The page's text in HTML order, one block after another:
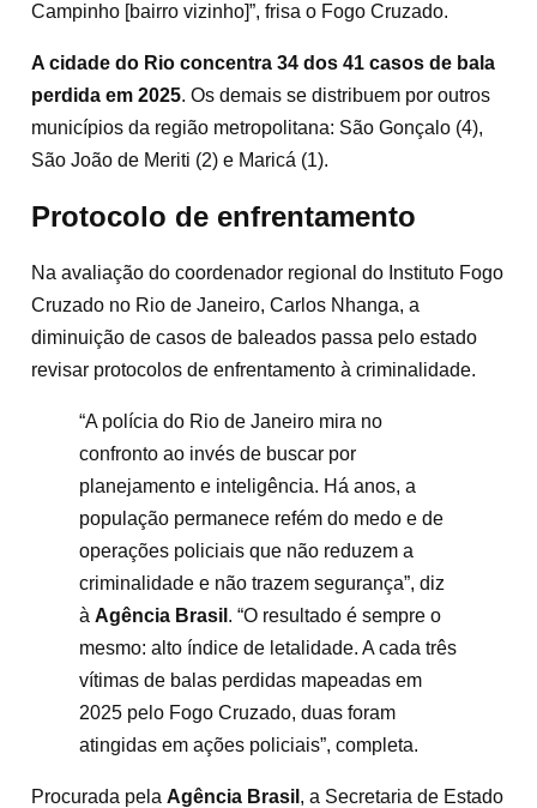
Campinho [bairro vizinho]”, frisa o Fogo Cruzado.
A cidade do Rio concentra 34 dos 41 casos de bala
perdida em 2025. Os demais se distribuem por outros
municípios da região metropolitana: São Gonçalo (4),
São João de Meriti (2) e Maricá (1).
Protocolo de enfrentamento
Na avaliação do coordenador regional do Instituto Fogo
Cruzado no Rio de Janeiro, Carlos Nhanga, a
diminuição de casos de baleados passa pelo estado
revisar protocolos de enfrentamento à criminalidade.
“A polícia do Rio de Janeiro mira no
confronto ao invés de buscar por
planejamento e inteligência. Há anos, a
população permanece refém do medo e de
operações policiais que não reduzem a
criminalidade e não trazem segurança”, diz
à Agência Brasil . “O resultado é sempre o
mesmo: alto índice de letalidade. A cada três
vítimas de balas perdidas mapeadas em
2025 pelo Fogo Cruzado, duas foram
atingidas em ações policiais”, completa.
Procurada pela Agência Brasil , a Secretaria de Estado